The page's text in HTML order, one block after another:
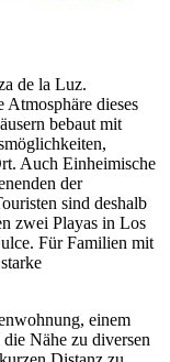
de la Luz.
Atmosphäre dieses
bebaut mit
Auch Einheimische
der
sind deshalb
zwei Playas in Los
Für Familien mit
einem
Nähe zu diversen